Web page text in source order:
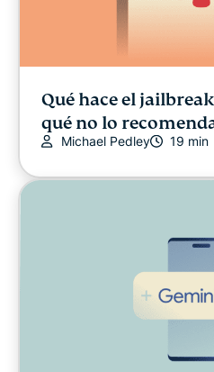
Qué hace el
qué no lo
Michael Pedley 19 min